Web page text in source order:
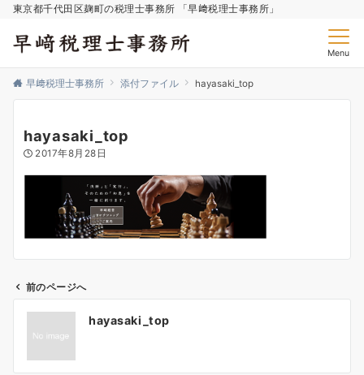
東京都千代田区麹町の税理士事務所 「早﨑税理士事務所」
Menu
早﨑税理士事務所 添付ファイル hayasaki_top
hayasaki_top
2017年8月28日
前のページへ
hayasaki_top